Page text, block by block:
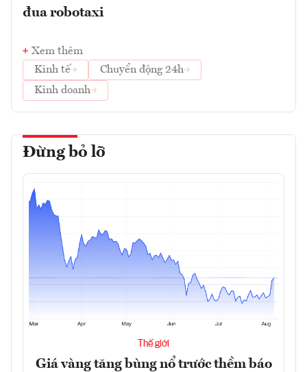
đua robotaxi
Xem thêm
Kinh tế
Chuyển động 24h
Kinh doanh
Đừng bỏ lỡ
Thế giới
Giá vàng tăng bùng nổ trước thềm báo